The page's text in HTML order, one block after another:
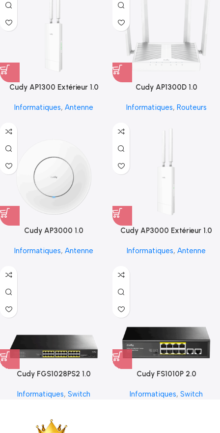
Cudy AP1300 Extérieur 1.0
Informatiques, Antenne
Cudy AP1300D 1.0
Informatiques, Routeurs
Cudy AP3000 1.0
Informatiques, Antenne
Cudy AP3000 Extérieur 1.0
Informatiques, Antenne
Cudy FGS1028PS2 1.0
Informatiques, Switch
Cudy FS1010P 2.0
Informatiques, Switch